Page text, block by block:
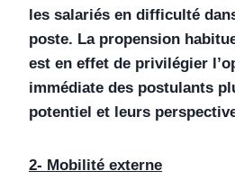
les salariés en difficulté
poste. La propension
est en effet de privilégier
immédiate des postulants
potentiel et leurs
2- Mobilité externe